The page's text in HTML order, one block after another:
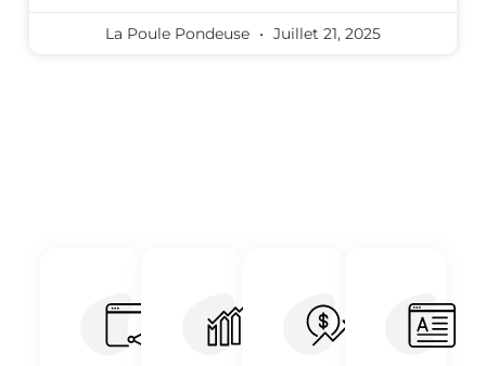
La Poule Pondeuse Juillet 21, 2025